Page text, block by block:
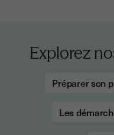
Explorez
Préparer son
Les